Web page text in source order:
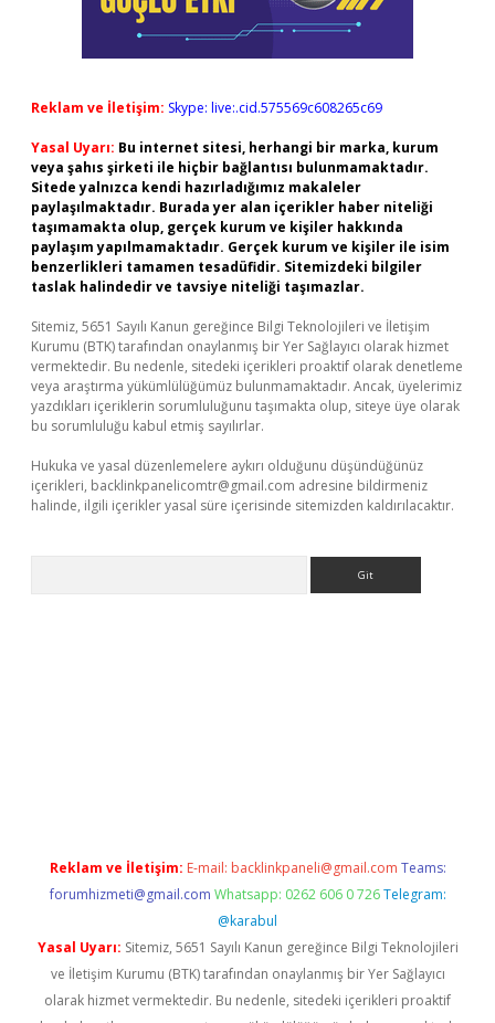
Reklam ve İletişim: Skype: live:.cid.575569c608265c69
Yasal Uyarı: Bu internet sitesi, herhangi bir marka, kurum
veya şahıs şirketi ile hiçbir bağlantısı bulunmamaktadır.
Sitede yalnızca kendi hazırladığımız makaleler
paylaşılmaktadır. Burada yer alan içerikler haber niteliği
taşımamakta olup, gerçek kurum ve kişiler hakkında
paylaşım yapılmamaktadır. Gerçek kurum ve kişiler ile isim
benzerlikleri tamamen tesadüfidir. Sitemizdeki bilgiler
taslak halindedir ve tavsiye niteliği taşımazlar.
Sitemiz, 5651 Sayılı Kanun gereğince Bilgi Teknolojileri ve İletişim
Kurumu (BTK) tarafından onaylanmış bir Yer Sağlayıcı olarak hizmet
vermektedir. Bu nedenle, sitedeki içerikleri proaktif olarak denetleme
veya araştırma yükümlülüğümüz bulunmamaktadır. Ancak, üyelerimiz
yazdıkları içeriklerin sorumluluğunu taşımakta olup, siteye üye olarak
bu sorumluluğu kabul etmiş sayılırlar.
Hukuka ve yasal düzenlemelere aykırı olduğunu düşündüğünüz
içerikleri, backlinkpanelicomtr@gmail.com adresine bildirmeniz
halinde, ilgili içerikler yasal süre içerisinde sitemizden kaldırılacaktır.
Reklam ve İletişim: E-mail: backlinkpaneli@gmail.com Teams:
forumhizmeti@gmail.com Whatsapp: 0262 606 0 726 Telegram:
@karabul
Yasal Uyarı: Sitemiz, 5651 Sayılı Kanun gereğince Bilgi Teknolojileri
ve İletişim Kurumu (BTK) tarafından onaylanmış bir Yer Sağlayıcı
olarak hizmet vermektedir. Bu nedenle, sitedeki içerikleri proaktif